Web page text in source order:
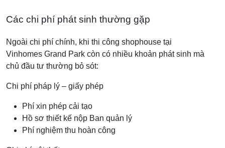
Các chi phí phát sinh thường gặp
Ngoài chi phí chính, khi thi công shophouse tại
Vinhomes Grand Park còn có nhiều khoản phát sinh mà
chủ đầu tư thường bỏ sót:
Chi phí pháp lý – giấy phép
Phí xin phép cải tạo
Hồ sơ thiết kế nộp Ban quản lý
Phí nghiệm thu hoàn công